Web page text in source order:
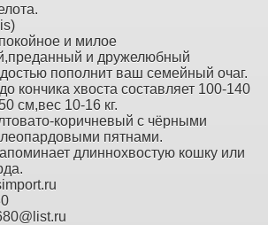
и милое
и дружелюбный
пополнит ваш семейный очаг.
кончика хвоста составляет 100-140
см,вес 10-16 кг.
коричневый с чёрными
пятнами.
длиннохвостую кошку или